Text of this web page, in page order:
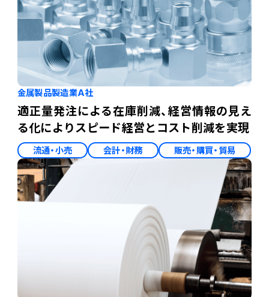
金属製品製造業A社
適正量発注による在庫削減、経営情報の見え
る化によりスピード経営とコスト削減を実現
流通・小売 会計・財務 販売・購買・貿易